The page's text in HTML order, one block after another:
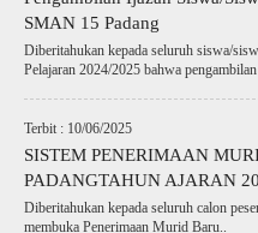
SMAN 15 Padang
Diberitahukan kepada seluruh siswa/
Pelajaran 2024/2025 bahwa
Terbit : 10/06/2025
SISTEM PENERIMAAN
PADANGTAHUN AJARAN
Diberitahukan kepada seluruh calon
membuka Penerimaan Murid Baru..